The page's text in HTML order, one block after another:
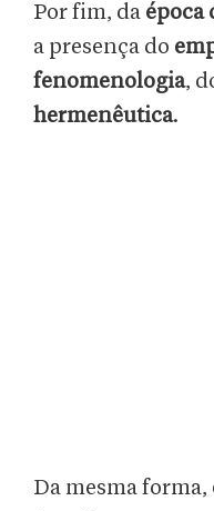
Por fim, da época
a presença do
fenomenologia,
hermenêutica.
Da mesma forma,